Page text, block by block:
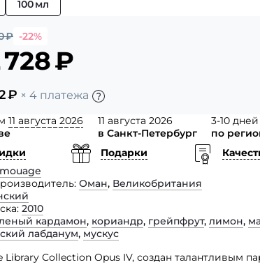
100 мл
₽ -22%
728₽
₽ × 4 платежа
11 августа 2026
11 августа 2026
в Санкт-Петербург
3-10 дней
по
Подарки
Оман, Великобритания
2010
кардамон, кориандр, грейпфрут, лимон,
лабданум, мускус
Library Collection Opus IV, создан талантливым